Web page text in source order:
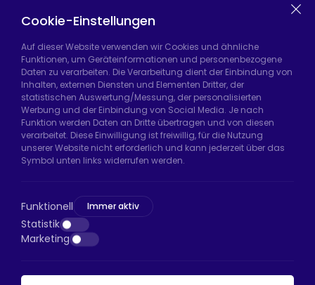
Casters
Hadımköy Fabrik:Atatürk Sanayi Bölgesi,
Uzunçayır Caddesi, No:11 Hadımköy, 34555
Arnavutköy/İstanbul
Telefon: +90 212 640 66 46
E-Mail: export@htsteker.com
D:a, 34045 Bayrampaşa/İstanbul
Telefon:+90 530 044 64 87
E-Mail: info@htsteker.com
Cookie-Einstellungen
Auf dieser Website verwenden wir Cookies und ähnliche
Funktionen, um Geräteinformationen und personenbezogene
Daten zu verarbeiten. Die Verarbeitung dient der Einbindung von
Inhalten, externen Diensten und Elementen Dritter, der
statistischen Auswertung/Messung, der personalisierten
Werbung und der Einbindung von Social Media. Je nach
Funktion werden Daten an Dritte übertragen und von diesen
verarbeitet. Diese Einwilligung ist freiwillig, für die Nutzung
unserer Website nicht erforderlich und kann jederzeit über das
Symbol unten links widerrufen werden.
Funktionell Immer aktiv
Statistik
Marketing